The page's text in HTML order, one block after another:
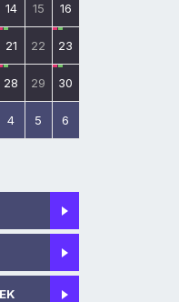
14 15 16
21 22 23
28 29 30
4 5 6